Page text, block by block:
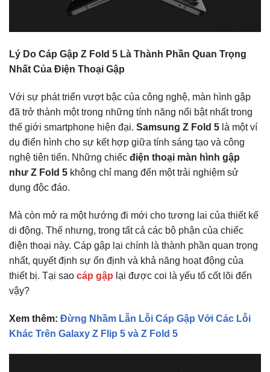
Lý Do Cáp Gập Z Fold 5 Là Thành Phần Quan Trọng
Nhất Của Điện Thoại Gập
Với sự phát triển vượt bậc của công nghệ, màn hình gập
đã trở thành một trong những tính năng nổi bật nhất trong
thế giới smartphone hiện đại. Samsung Z Fold 5 là một ví
dụ điển hình cho sự kết hợp giữa tính sáng tạo và công
nghệ tiên tiến. Những chiếc điện thoại màn hình gập
như Z Fold 5 không chỉ mang đến một trải nghiệm sử
dụng độc đáo.
Mà còn mở ra một hướng đi mới cho tương lai của thiết kế
di động. Thế nhưng, trong tất cả các bộ phận của chiếc
điện thoại này. Cáp gập lại chính là thành phần quan trọng
nhất, quyết định sự ổn định và khả năng hoạt động của
thiết bị. Tại sao cáp gập lại được coi là yếu tố cốt lõi đến
vậy?
Xem thêm: Đừng Nhầm Lẫn Lỗi Cáp Gập Với Các Lỗi
Khác Trên Galaxy Z Flip 5 và Z Fold 5